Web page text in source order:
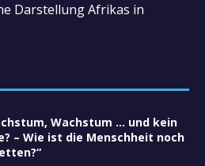
Darstellung Afrikas in
Wachstum … und kein
– Wie ist die Menschheit noch